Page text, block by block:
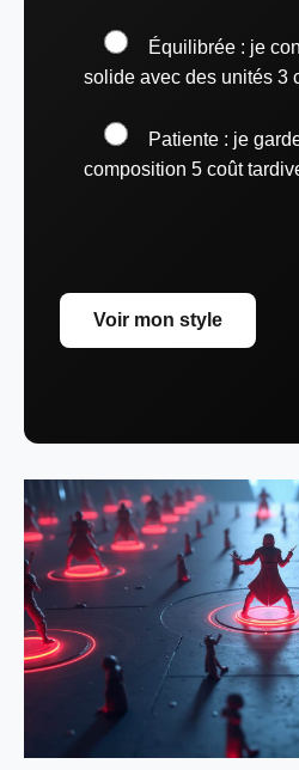
Équilibrée : je
solide avec des unités 3
Patiente : je
composition 5 coût
Voir mon style